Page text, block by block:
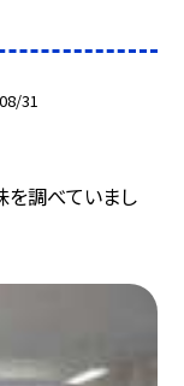
31
を調べていまし